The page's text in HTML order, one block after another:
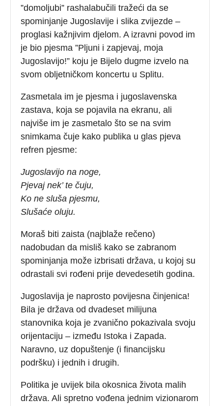
”domoljubi” rashalabučili tražeći da se
spominjanje Jugoslavije i slika zvijezde –
proglasi kažnjivim djelom. A izravni povod im
je bio pjesma ”Pljuni i zapjevaj, moja
Jugoslavijo!” koju je Bijelo dugme izvelo na
svom obljetničkom koncertu u Splitu.
Zasmetala im je pjesma i jugoslavenska
zastava, koja se pojavila na ekranu, ali
najviše im je zasmetalo što se na svim
snimkama čuje kako publika u glas pjeva
refren pjesme:
Jugoslavijo na noge,
Pjevaj nek’ te čuju,
Ko ne sluša pjesmu,
Slušaće oluju.
Moraš biti zaista (najblaže rečeno)
nadobudan da misliš kako se zabranom
spominjanja može izbrisati država, u kojoj su
odrastali svi rođeni prije devedesetih godina.
Jugoslavija je naprosto povijesna činjenica!
Bila je država od dvadeset milijuna
stanovnika koja je zvanično pokazivala svoju
orijentaciju – između Istoka i Zapada.
Naravno, uz dopuštenje (i financijsku
podršku) i jednih i drugih.
Politika je uvijek bila okosnica života malih
država. Ali spretno vođena jednim vizionarom